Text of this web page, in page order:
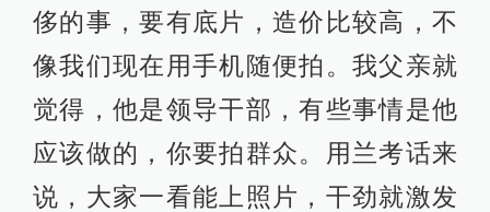
侈的事，要有底片，造价比较高，不
像我们现在用手机随便拍。我父亲就
觉得，他是领导干部，有些事情是他
应该做的，你要拍群众。用兰考话来
说，大家一看能上照片，干劲就激发